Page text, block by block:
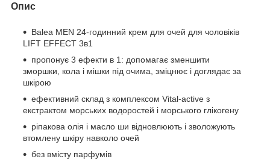
Опис
Balea MEN 24-годинний крем для очей для чоловіків
LIFT EFFECT 3в1
пропонує 3 ефекти в 1: допомагає зменшити
зморшки, кола і мішки під очима, зміцнює і доглядає за
шкірою
ефективний склад з комплексом Vital-active з
екстрактом морських водоростей і морського глікогену
ріпакова олія і масло ши відновлюють і зволожують
втомлену шкіру навколо очей
без вмісту парфумів